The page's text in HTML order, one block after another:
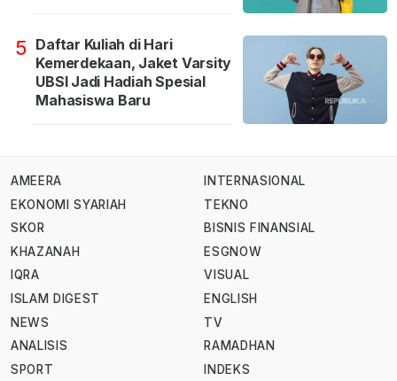
5 Daftar Kuliah di Hari
Kemerdekaan, Jaket Varsity
UBSI Jadi Hadiah Spesial
Mahasiswa Baru
AMEERA
EKONOMI SYARIAH
SKOR
KHAZANAH
IQRA
ISLAM DIGEST
NEWS
ANALISIS
SPORT
INTERNASIONAL
TEKNO
BISNIS FINANSIAL
ESGNOW
VISUAL
ENGLISH
TV
RAMADHAN
INDEKS